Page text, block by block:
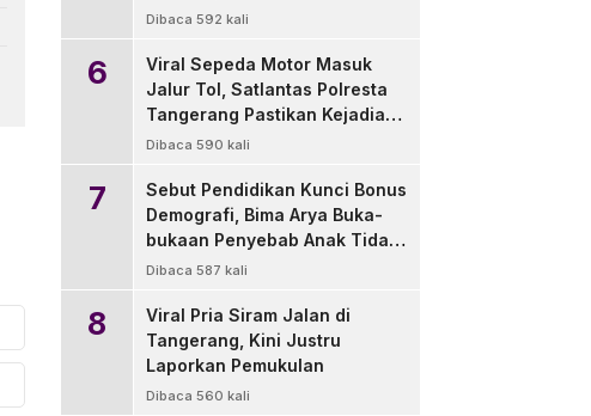
Pemda dan Pengembang
Dibaca 592 kali
6
Viral Sepeda Motor Masuk
Jalur Tol, Satlantas Polresta
Tangerang Pastikan Kejadian
di Luar Wilayah
Dibaca 590 kali
7
Sebut Pendidikan Kunci Bonus
Demografi, Bima Arya Buka-
bukaan Penyebab Anak Tidak
Sekolah
Dibaca 587 kali
8
Viral Pria Siram Jalan di
Tangerang, Kini Justru
Laporkan Pemukulan
Dibaca 560 kali